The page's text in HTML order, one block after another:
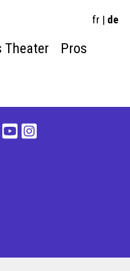
fr | de
Theater Pros